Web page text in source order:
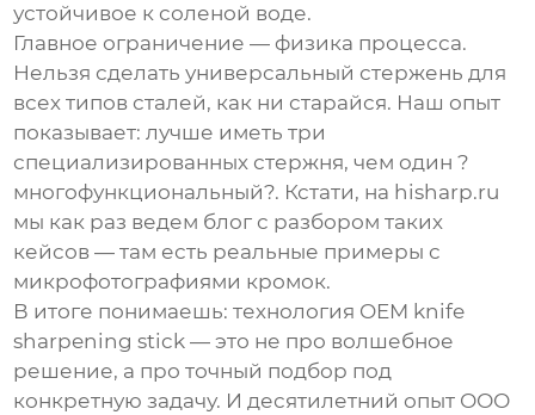
устойчивое к соленой воде.
Главное ограничение — физика процесса.
Нельзя сделать универсальный стержень для
всех типов сталей, как ни старайся. Наш опыт
показывает: лучше иметь три
специализированных стержня, чем один ?
многофункциональный?. Кстати, на hisharp.ru
мы как раз ведем блог с разбором таких
кейсов — там есть реальные примеры с
микрофотографиями кромок.
В итоге понимаешь: технология OEM knife
sharpening stick — это не про волшебное
решение, а про точный подбор под
конкретную задачу. И десятилетний опыт ООО